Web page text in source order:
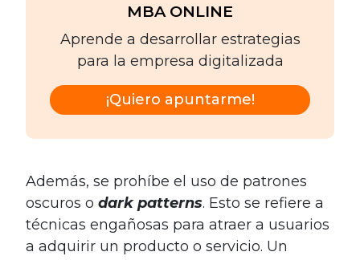
MBA ONLINE
Aprende a desarrollar estrategias
para la empresa digitalizada
¡Quiero apuntarme!
Además, se prohíbe el uso de patrones
oscuros o dark patterns. Esto se refiere a
técnicas engañosas para atraer a usuarios
a adquirir un producto o servicio. Un